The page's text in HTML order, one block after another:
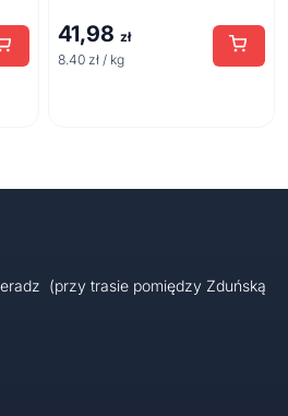
41,98 zł
8.40 zł / kg
(przy trasie pomiędzy Zduńską